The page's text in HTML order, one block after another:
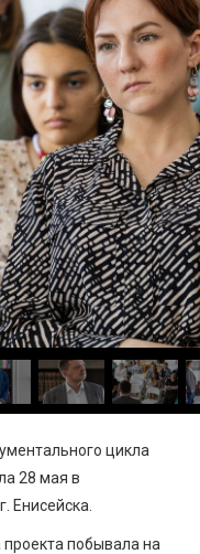
цикла
28 мая в
Енисейска.
побывала на